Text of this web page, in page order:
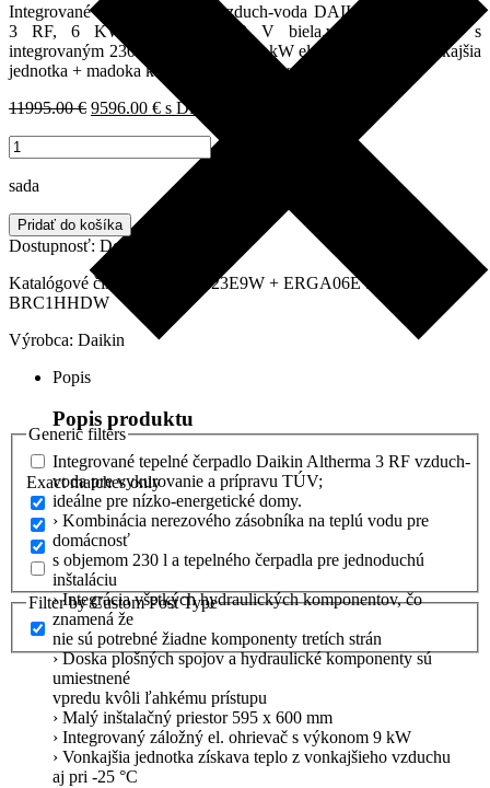
Generic filters
Exact matches only
Filter by Custom Post Type
Integrované tepelné čerpadlo vzduch-voda DAIKIN ALTHERMA
3 RF, 6 KW, napájanie 400 V biela,vnútorná jednotka s
integrovaným 230 l zásobníkom s 9 kW elektrošpirálou+ vonkajšia
jednotka + madoka káblový ovládač – vykurovanie.
11995.00€ Pôvodná
9596.00 €Aktuálna
9596.00 €.
s DPH
množstvo
Tepelné
čerpadlo
DAIKIN
ALTHERMA
RF,
230L,
kW,
sada
Pridať do košíka
Dostupnosť: Do 3 dní
Katalógové číslo:
EHVH08S23E9W + ERGA06EV +
BRC1HHDW
Výrobca: Daikin
Popis
Popis produktu
Integrované tepelné čerpadlo Daikin Altherma 3 RF vzduch-
voda pre vykurovanie a prípravu TÚV;
ideálne pre nízko-energetické domy.
› Kombinácia nerezového zásobníka na teplú vodu pre
domácnosť
s objemom 230 l a tepelného čerpadla pre jednoduchú
inštaláciu
› Integrácia všetkých hydraulických komponentov, čo
znamená že
nie sú potrebné žiadne komponenty tretích strán
› Doska plošných spojov a hydraulické komponenty sú
umiestnené
vpredu kvôli ľahkému prístupu
› Malý inštalačný priestor 595 x 600 mm
› Integrovaný záložný el. ohrievač s výkonom 9 kW
› Vonkajšia jednotka získava teplo z vonkajšieho vzduchu
aj pri -25 °C